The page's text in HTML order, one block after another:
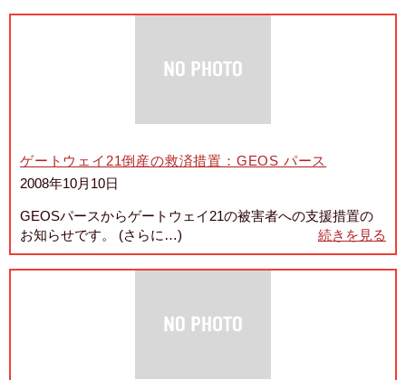
ゲートウェイ21倒産の救済措置：GEOS パース
2008年10月10日
GEOSパースからゲートウェイ21の被害者への支援措置の
お知らせです。 (さらに…)
続きを見る